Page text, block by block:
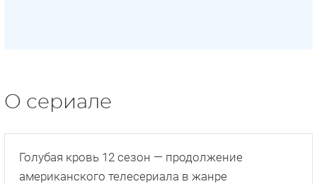
О сериале
Голубая кровь 12 сезон — продолжение
американского телесериала в жанре